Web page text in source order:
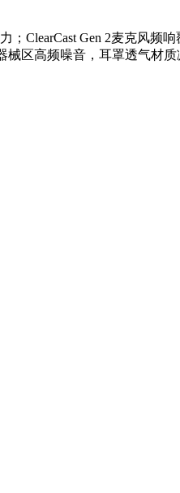
ClearCast Gen 2麦克风频
区高频噪音，耳罩透气材质